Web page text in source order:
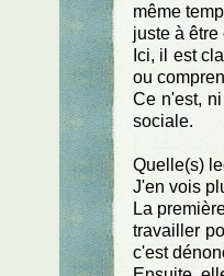
même
juste à
Ici, il est
ou
Ce n'est,
sociale.
Quelle(s)
J'en vois
La
travailler
c'est